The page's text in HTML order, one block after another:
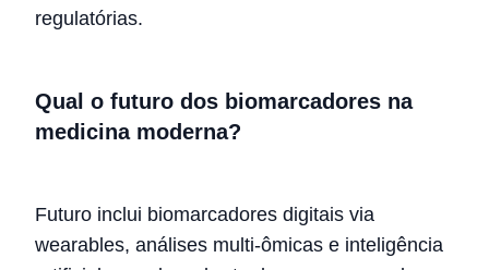
regulatórias.
Qual o futuro dos biomarcadores na
medicina moderna?
Futuro inclui biomarcadores digitais via
wearables, análises multi-ômicas e inteligência